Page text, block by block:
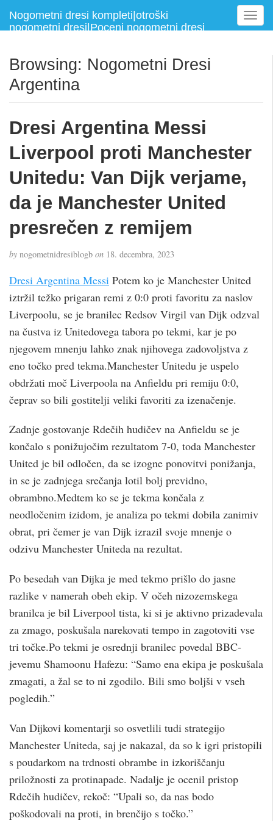
Nogometni dresi kompleti|otroški
nogometni dresi|Poceni nogometni dresi
T
o
g
Browsing: Nogometni Dresi
Argentina
Dresi Argentina Messi
Liverpool proti Manchester
Unitedu: Van Dijk verjame,
da je Manchester United
presrečen z remijem
by nogometnidresiblogb on 18. decembra, 2023
Dresi Argentina Messi Potem ko je Manchester United
iztržil težko prigaran remi z 0:0 proti favoritu za naslov
Liverpoolu, se je branilec Redsov Virgil van Dijk odzval
na čustva iz Unitedovega tabora po tekmi, kar je po
njegovem mnenju lahko znak njihovega zadovoljstva z
eno točko pred tekma.Manchester Unitedu je uspelo
obdržati moč Liverpoola na Anfieldu pri remiju 0:0,
čeprav so bili gostitelji veliki favoriti za izenačenje.
Zadnje gostovanje Rdečih hudičev na Anfieldu se je
končalo s ponižujočim rezultatom 7-0, toda Manchester
United je bil odločen, da se izogne ponovitvi ponižanja,
in se je zadnjega srečanja lotil bolj previdno,
obrambno.Medtem ko se je tekma končala z
neodločenim izidom, je analiza po tekmi dobila zanimiv
obrat, pri čemer je van Dijk izrazil svoje mnenje o
odzivu Manchester Uniteda na rezultat.
Po besedah van Dijka je med tekmo prišlo do jasne
razlike v namerah obeh ekip. V očeh nizozemskega
branilca je bil Liverpool tista, ki si je aktivno prizadevala
za zmago, poskušala narekovati tempo in zagotoviti vse
tri točke.Po tekmi je osrednji branilec povedal BBC-
jevemu Shamoonu Hafezu: “Samo ena ekipa je poskušala
zmagati, a žal se to ni zgodilo. Bili smo boljši v vseh
pogledih.”
Van Dijkovi komentarji so osvetlili tudi strategijo
Manchester Uniteda, saj je nakazal, da so k igri pristopili
s poudarkom na trdnosti obrambe in izkoriščanju
priložnosti za protinapade. Nadalje je ocenil pristop
Rdečih hudičev, rekoč: “Upali so, da nas bodo
poškodovali na proti, in brenčijo s točko.”